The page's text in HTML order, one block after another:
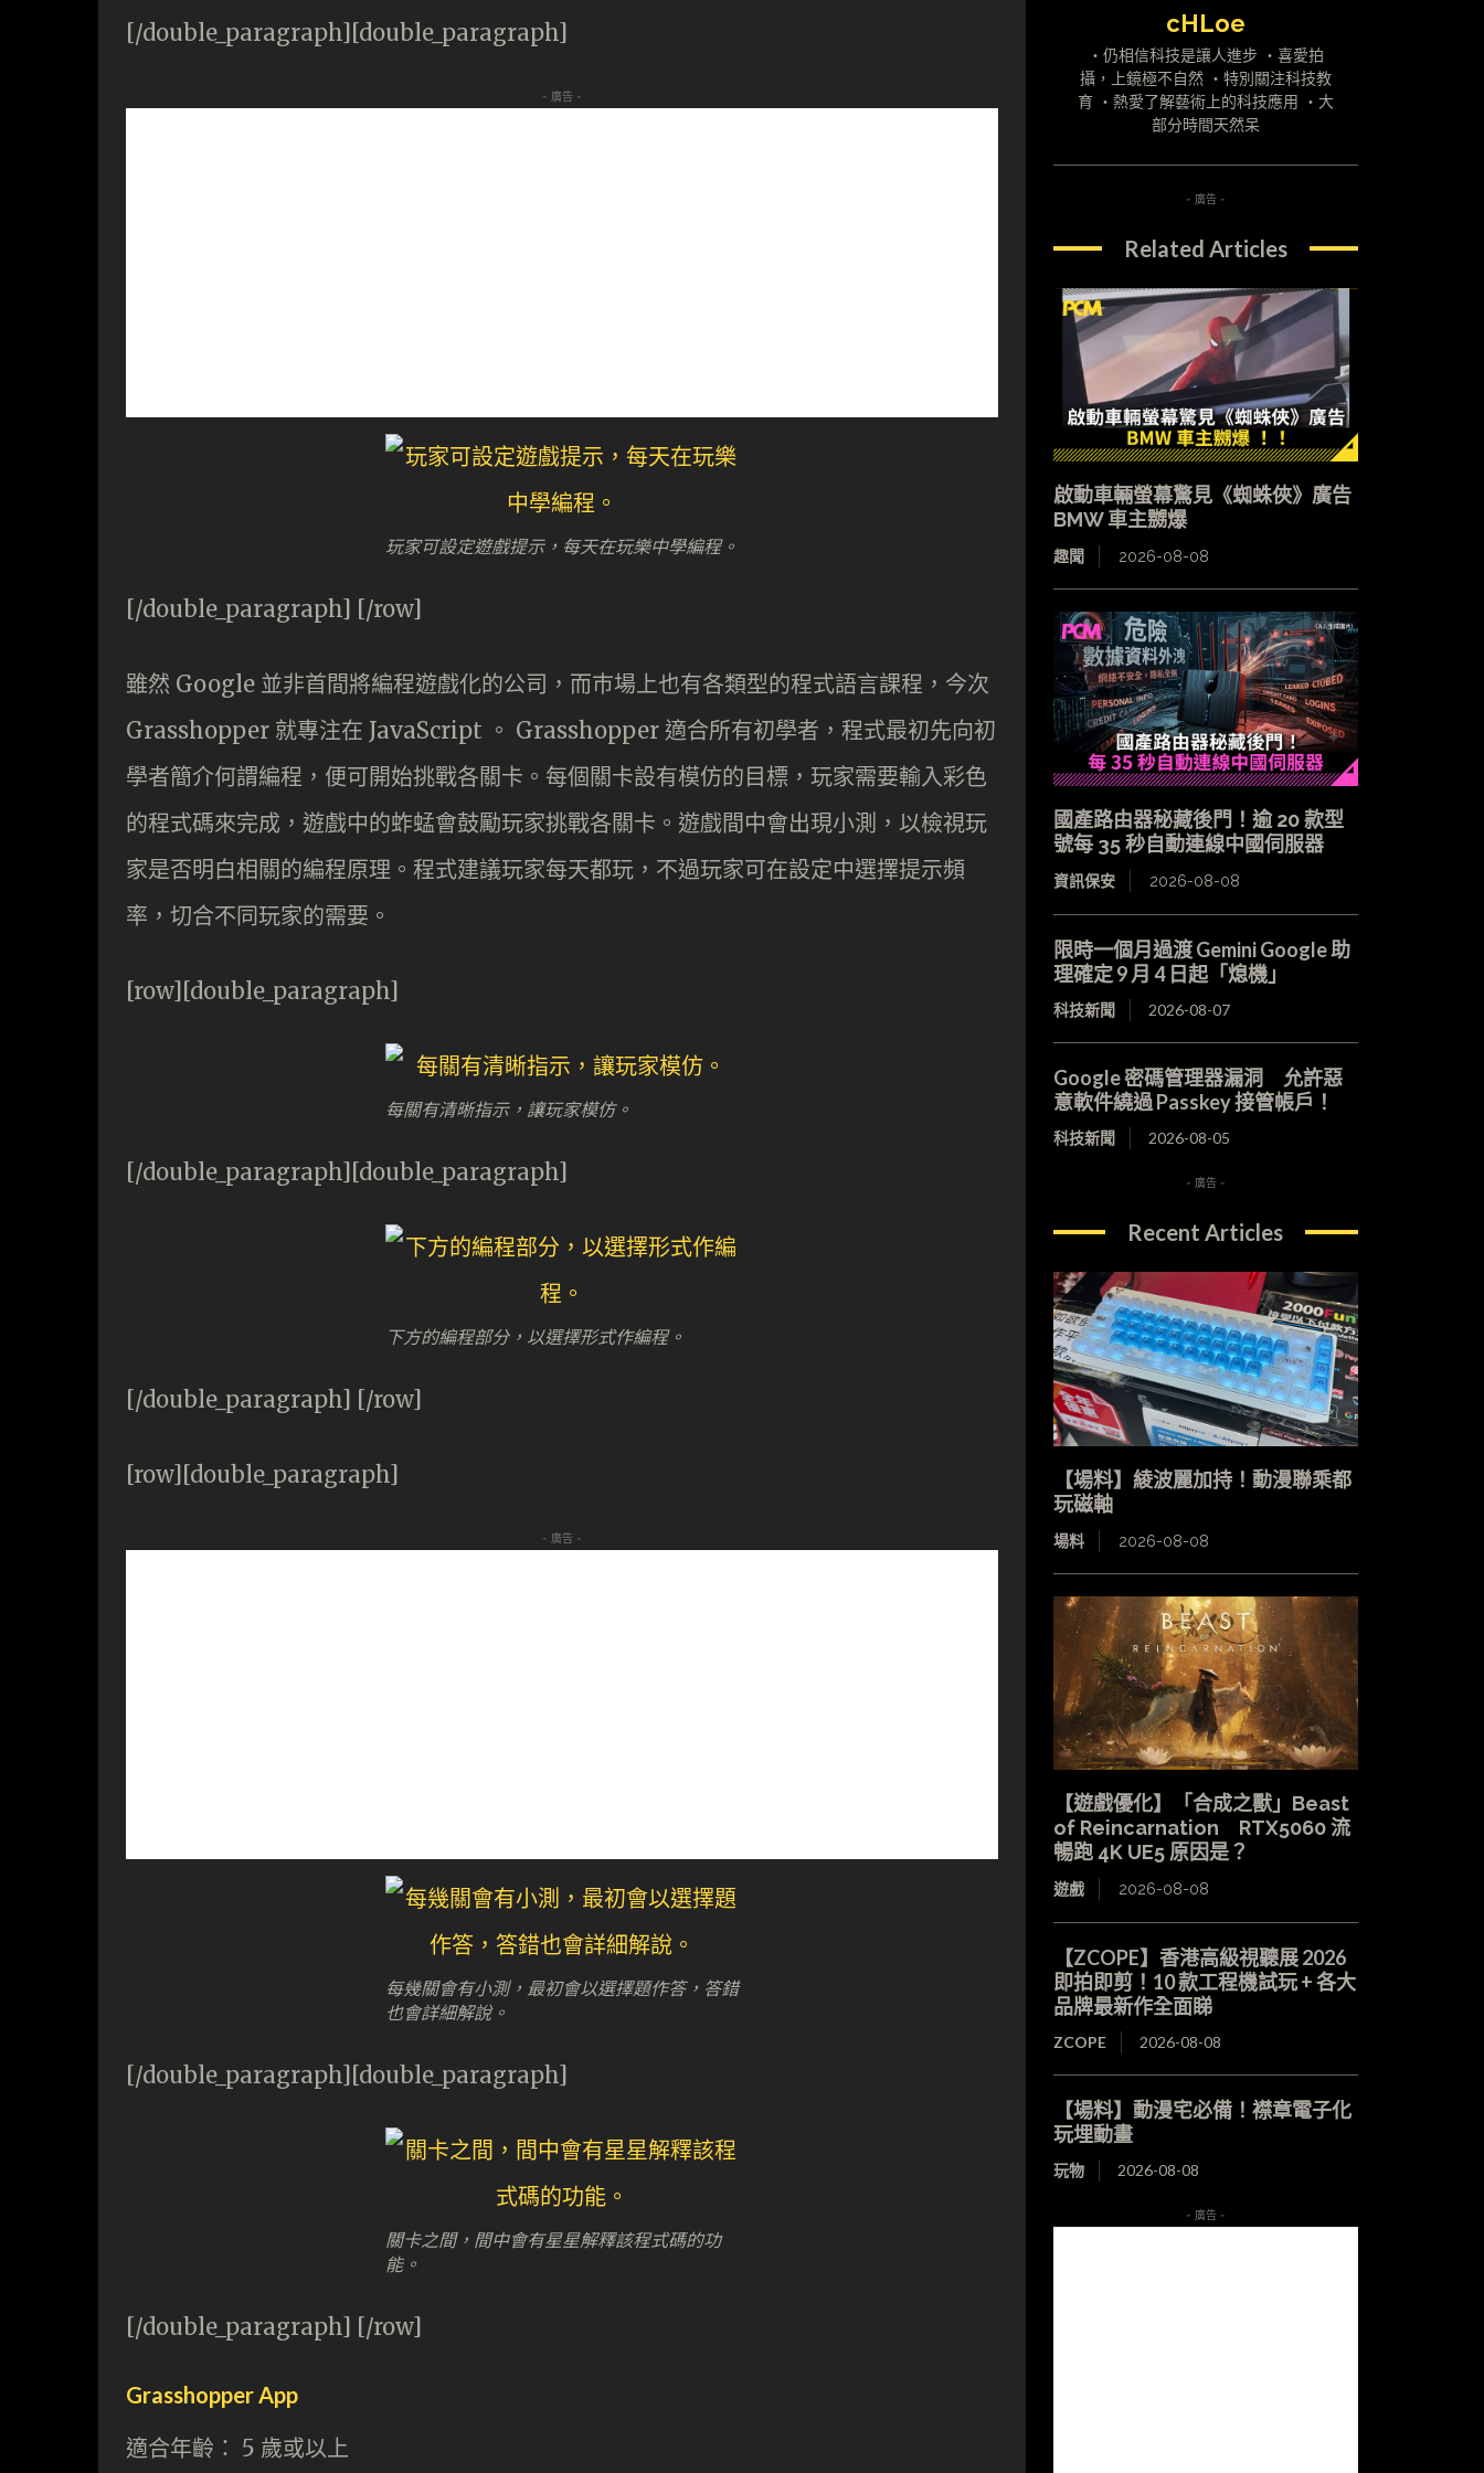
[/double_paragraph][double_paragraph]
- 廣告 -
玩家可設定遊戲提示，每天在玩樂中學編程。
[/double_paragraph] [/row]
雖然 Google 並非首間將編程遊戲化的公司，而巿場上也有各類型的程式語言課程，今次
Grasshopper 就專注在 JavaScript 。 Grasshopper 適合所有初學者，程式最初先向初
學者簡介何謂編程，便可開始挑戰各關卡。每個關卡設有模仿的目標，玩家需要輸入彩色
的程式碼來完成，遊戲中的蚱蜢會鼓勵玩家挑戰各關卡。遊戲間中會出現小測，以檢視玩
家是否明白相關的編程原理。程式建議玩家每天都玩，不過玩家可在設定中選擇提示頻
率，切合不同玩家的需要。
[row][double_paragraph]
每關有清晰指示，讓玩家模仿。
[/double_paragraph][double_paragraph]
下方的編程部分，以選擇形式作編程。
[/double_paragraph] [/row]
[row][double_paragraph]
- 廣告 -
每幾關會有小測，最初會以選擇題作答，答錯
也會詳細解說。
[/double_paragraph][double_paragraph]
關卡之間，間中會有星星解釋該程式碼的功
能。
[/double_paragraph] [/row]
Grasshopper App
適合年齡： 5 歲或以上
cHLoe
・仍相信科技是讓人進步 ・喜愛拍
攝，上鏡極不自然 ・特別關注科技教
育 ・熱愛了解藝術上的科技應用 ・大
部分時間天然呆
- 廣告 -
Related Articles
啟動車輛螢幕驚見《蜘蛛俠》廣告
BMW 車主嬲爆
趣聞 2026-08-08
國產路由器秘藏後門！逾 20 款型
號每 35 秒自動連線中國伺服器
資訊保安 2026-08-08
限時一個月過渡 Gemini Google 助
理確定 9 月 4 日起「熄機」
科技新聞 2026-08-07
Google 密碼管理器漏洞 允許惡
意軟件繞過 Passkey 接管帳戶！
科技新聞 2026-08-05
- 廣告 -
Recent Articles
【場料】綾波麗加持！動漫聯乘都
玩磁軸
場料 2026-08-08
【遊戲優化】「合成之獸」Beast
of Reincarnation RTX5060 流
暢跑 4K UE5 原因是？
遊戲 2026-08-08
【ZCOPE】香港高級視聽展 2026
即拍即剪！10 款工程機試玩 + 各大
品牌最新作全面睇
ZCOPE 2026-08-08
【場料】動漫宅必備！襟章電子化
玩埋動畫
玩物 2026-08-08
- 廣告 -